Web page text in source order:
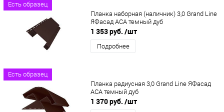
Есть образец
Планка наборная (наличник) 3,0 Grand Line
ЯФасад ACA темный дуб
1 353 руб. /шт
Подробнее
Есть образец
Планка радиусная 3,0 Grand Line ЯФасад
ACA темный дуб
1 370 руб. /шт